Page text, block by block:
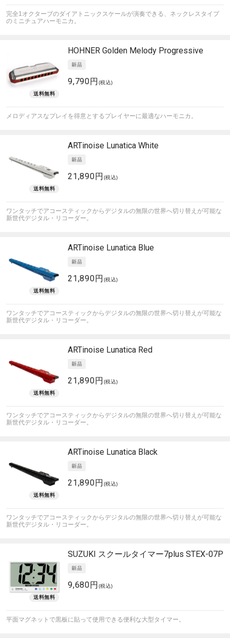
完全1オクターブのダイアトニックスケールが演奏できる、ネックレスタイプ
のミニチュアハーモニカ。
HOHNER Golden Melody Progressive
9,790円 (税込)
メロディアスなプレイを得意とするプレイヤーに最適なハーモニカ。
ARTinoise Lunatica White
21,890円 (税込)
ワンタッチでアコースティックからデジタルの無限の世界へ切り替えが可能な
新世代デジタル・リコーダー。
ARTinoise Lunatica Blue
21,890円 (税込)
ワンタッチでアコースティックからデジタルの無限の世界へ切り替えが可能な
新世代デジタル・リコーダー。
ARTinoise Lunatica Red
21,890円 (税込)
ワンタッチでアコースティックからデジタルの無限の世界へ切り替えが可能な
新世代デジタル・リコーダー。
ARTinoise Lunatica Black
21,890円 (税込)
ワンタッチでアコースティックからデジタルの無限の世界へ切り替えが可能な
新世代デジタル・リコーダー。
SUZUKI スクールタイマー7plus STEX-07P
9,680円 (税込)
平面マグネットで黒板に貼って使用できる便利な大型タイマー。